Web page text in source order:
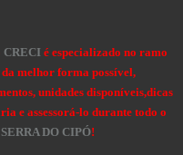
TERRENO?
da Se
UMA FAZENDA
NA SERRA DO CIPÓ
CRECI é especializado no ramo
melhor forma possível,
unidades disponíveis,dicas
e assessorá-lo durante todo o
SERRA DO CIPÓ!